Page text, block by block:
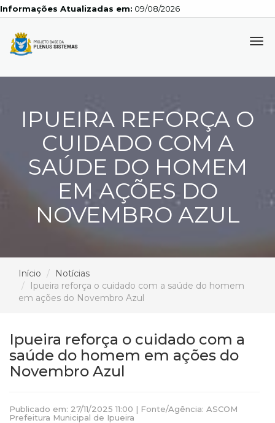
Atualizadas em: 09/08/2026
IPUEIRA REFORÇA O
CUIDADO COM A
SAÚDE DO HOMEM
EM AÇÕES DO
NOVEMBRO AZUL
Início
Notícias
Ipueira reforça o cuidado com a saúde do homem
em ações do Novembro Azul
Ipueira reforça o cuidado com a
saúde do homem em ações do
Novembro Azul
Publicado em: 27/11/2025 11:00 | Fonte/Agência: ASCOM
Prefeitura Municipal de Ipueira